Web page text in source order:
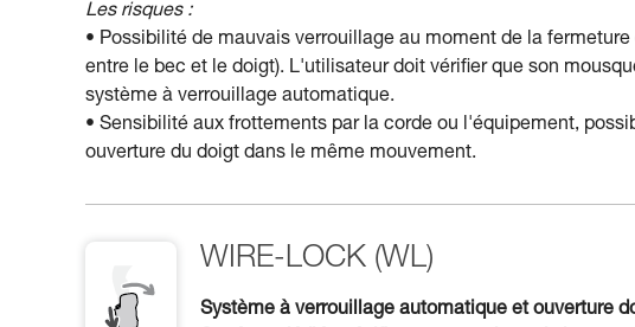
Les risques :
• Possibilité de mauvais verrouillage au moment de la
entre le bec et le doigt). L'utilisateur doit vérifier que son
système à verrouillage automatique.
• Sensibilité aux frottements par la corde ou l'équipement,
ouverture du doigt dans le même mouvement.
WIRE-LOCK (WL)
Système à verrouillage automatique et ouverture